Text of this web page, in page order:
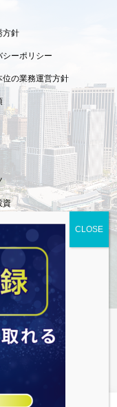
報を会員限定で発信
方針
シーポリシー
位の業務運営方針
資
業承継